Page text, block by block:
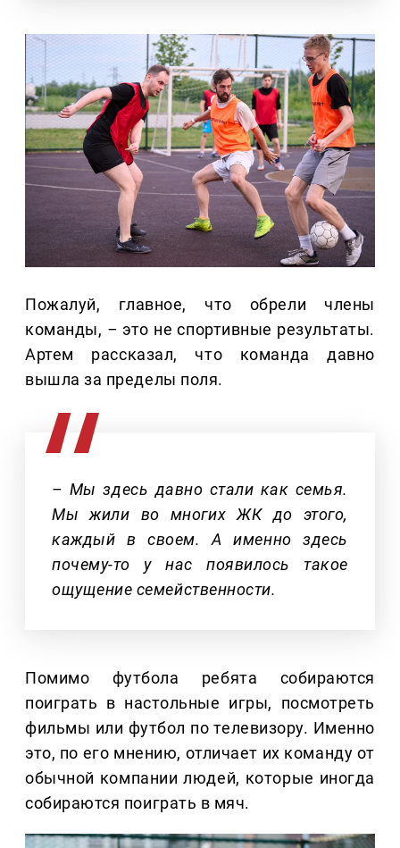
Пожалуй, главное, что обрели члены
команды, – это не спортивные результаты.
Артем рассказал, что команда давно
вышла за пределы поля.
– Мы здесь давно стали как семья.
Мы жили во многих ЖК до этого,
каждый в своем. А именно здесь
почему-то у нас появилось такое
ощущение семейственности.
Помимо футбола ребята собираются
поиграть в настольные игры, посмотреть
фильмы или футбол по телевизору. Именно
это, по его мнению, отличает их команду от
обычной компании людей, которые иногда
собираются поиграть в мяч.